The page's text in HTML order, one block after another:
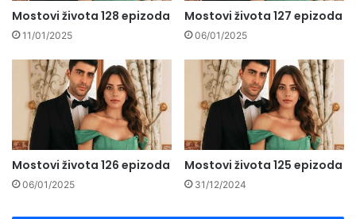
Mostovi života 128 epizoda
11/01/2025
Mostovi života 127 epizoda
06/01/2025
Mostovi života 126 epizoda
06/01/2025
Mostovi života 125 epizoda
31/12/2024